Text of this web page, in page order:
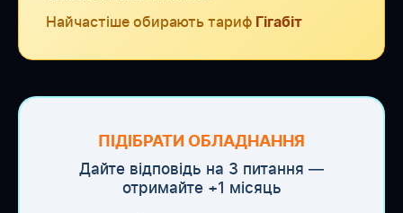
Найчастіше обирають тариф Гігабіт
ПІДІБРАТИ ОБЛАДНАННЯ
Дайте відповідь на 3 питання —
отримайте +1 місяць